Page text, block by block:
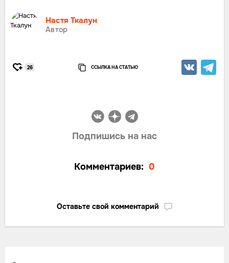
Настя Ткалун
Автор
26 ССЫЛКА НА СТАТЬЮ
Подпишись на нас
Комментариев: 0
Оставьте свой комментарий